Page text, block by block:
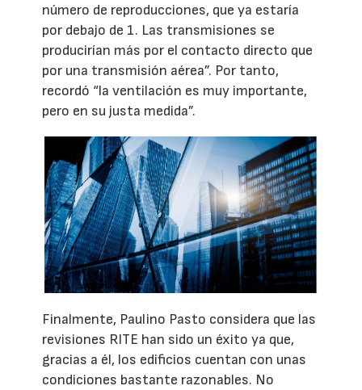
número de reproducciones, que ya estaría
por debajo de 1. Las transmisiones se
producirían más por el contacto directo que
por una transmisión aérea”. Por tanto,
recordó “la ventilación es muy importante,
pero en su justa medida”.
Finalmente, Paulino Pasto considera que las
revisiones RITE han sido un éxito ya que,
gracias a él, los edificios cuentan con unas
condiciones bastante razonables. No